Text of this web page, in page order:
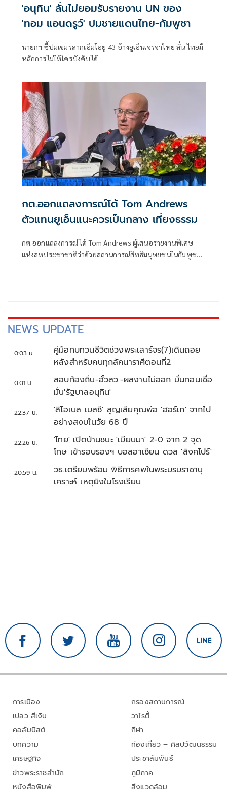
'อนุทิน' ลั่นไม่ยอมรับรายงาน UN ของ
'ทอม แอนดรูว์' ปมชายแดนไทย-กัมพูชา
นายกฯ ชี้ปมเขมรลากเอ็มโอยู 43 อ้างยูเอ็นเจรจาไทย ลั่น ไทยมี
หลักการไม่ให้ใครบังคับได้
กต.ออกแถลงการณ์โต้ Tom Andrews
ตัวแทนยูเอ็นแนะควรเป็นกลาง เที่ยงธรรม
กต.ออกแถลงการณ์ โต้ Tom Andrews ผู้เสนอรายงานพิเศษ
แห่งสหประชาชาติว่าด้วยสถานการณ์สิทธิมนุษยชนในกัมพูชา
NEWS UPDATE
0:03 น.
คู่มือทบทวนชีวิตช่วงพระเสาร์จร(7)เดินถอย
หลังสำหรับคนทุกลัคนาราศีตอนที่2
0:01 น.
สอบท้องถิ่น-ฮั้วสว.-ผลงานไม่ออก บั่นทอนเชื่อ
มั่น'รัฐบาลอนุทิน'
22:37 น.
'ลิโอเนล เมสซี' สูญเสียคุณพ่อ 'ฮอร์เก' จากไป
อย่างสงบในวัย 68 ปี
22:26 น.
'ไทย' เปิดบ้านชนะ 'เมียนมา' 2-0 จาก 2 จุด
โทษ เข้ารอบรองฯ บอลอาเซียน ดวล 'สิงคโปร์'
20:59 น.
วธ.เตรียมพร้อม พิธีการศพในพระบรมราชานุ
เคราะห์ เหตุยิงในโรงเรียน
การเมือง
เปลว สีเงิน
คอลัมนิสต์
บทความ
เศรษฐกิจ
ข่าวพระราชสำนัก
หนังสือพิมพ์
กรองสถานการณ์
วาไรตี้
กีฬา
ท่องเที่ยว – ศิลปวัฒนธรรม
ประชาสัมพันธ์
ภูมิภาค
สิ่งแวดล้อม